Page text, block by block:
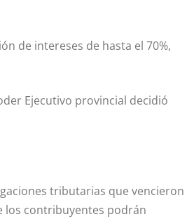
de intereses de hasta el 70%,
Ejecutivo provincial decidió
tributarias que vencieron
los contribuyentes podrán